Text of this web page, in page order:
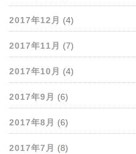
2017年12月 (4)
2017年11月 (7)
2017年10月 (4)
2017年9月 (6)
2017年8月 (6)
2017年7月 (8)